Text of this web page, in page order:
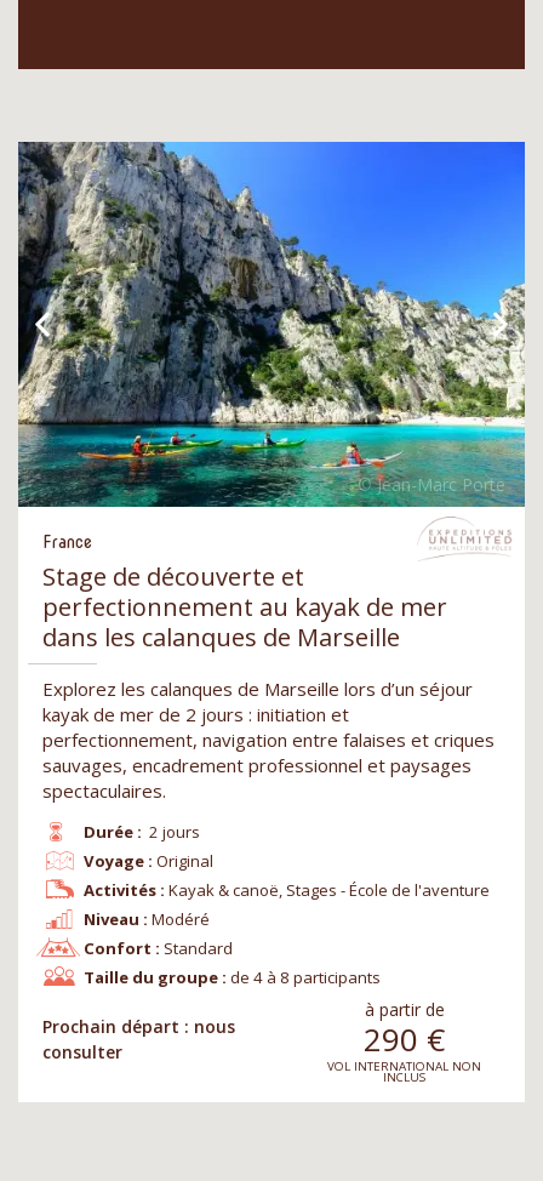
France
Stage de découverte et
perfectionnement au kayak de mer
dans les calanques de Marseille
Explorez les calanques de Marseille lors d’un séjour
kayak de mer de 2 jours : initiation et
perfectionnement, navigation entre falaises et criques
sauvages, encadrement professionnel et paysages
spectaculaires.
Durée : 2 jours
Niveau : Modéré
Voyage : Original
Confort : Standard
Activités : Kayak & canoë, Stages - École de l'aventure
Taille du groupe : de 4 à 8 participants
Prochain départ : nous
consulter
à partir de
290 €
VOL INTERNATIONAL NON
INCLUS